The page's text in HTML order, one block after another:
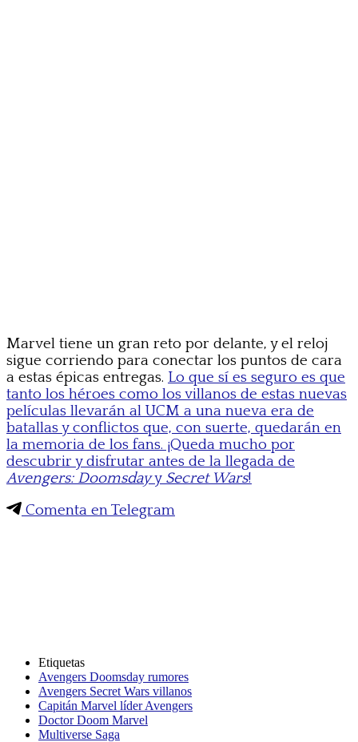
Marvel tiene un gran reto por delante, y el reloj
sigue corriendo para conectar los puntos de cara
a estas épicas entregas. Lo que sí es seguro es que
tanto los héroes como los villanos de estas nuevas
películas llevarán al UCM a una nueva era de
batallas y conflictos que, con suerte, quedarán en
la memoria de los fans. ¡Queda mucho por
descubrir y disfrutar antes de la llegada de
Avengers: Doomsdayy Secret Wars!
Comenta en Telegram
Etiquetas
Avengers Doomsday rumores
Avengers Secret Wars villanos
Capitán Marvel líder Avengers
Doctor Doom Marvel
Multiverse Saga